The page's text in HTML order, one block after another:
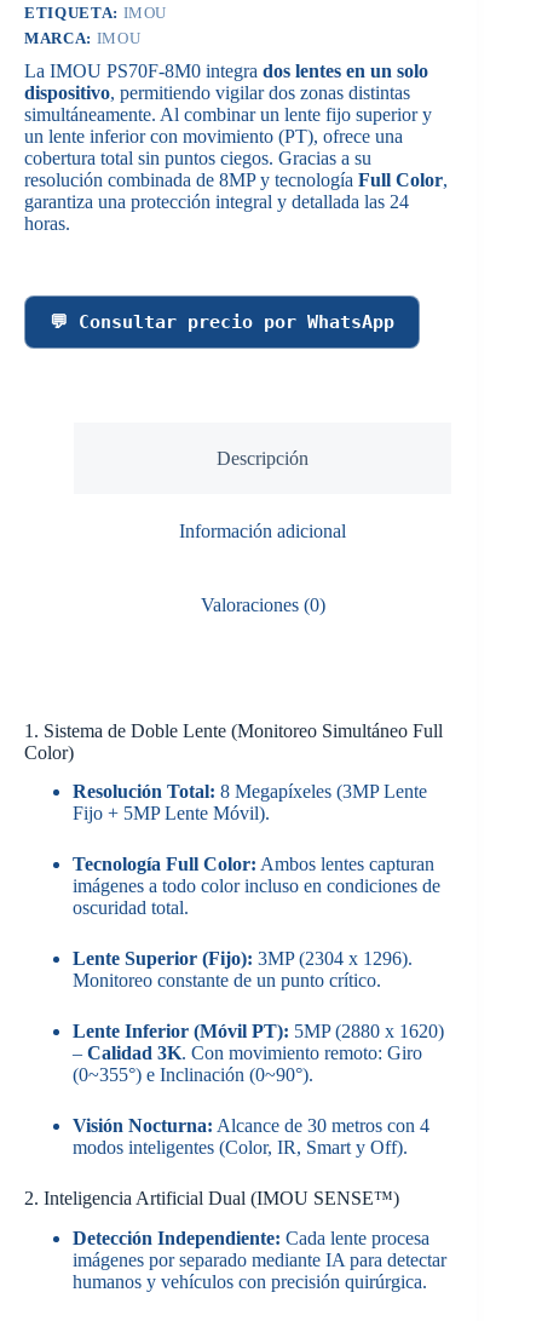
ETIQUETA: IMOU
MARCA: IMOU
La IMOU PS70F-8M0 integra dos lentes en un solo
dispositivo, permitiendo vigilar dos zonas distintas
simultáneamente. Al combinar un lente fijo superior y
un lente inferior con movimiento (PT), ofrece una
cobertura total sin puntos ciegos. Gracias a su
resolución combinada de 8MP y tecnología Full Color,
garantiza una protección integral y detallada las 24
horas.
💬 Consultar precio por WhatsApp
Descripción
Información adicional
Valoraciones (0)
1. Sistema de Doble Lente (Monitoreo Simultáneo Full
Color)
Resolución Total: 8 Megapíxeles (3MP Lente
Fijo + 5MP Lente Móvil).
Tecnología Full Color: Ambos lentes capturan
imágenes a todo color incluso en condiciones de
oscuridad total.
Lente Superior (Fijo): 3MP (2304 x 1296).
Monitoreo constante de un punto crítico.
Lente Inferior (Móvil PT): 5MP (2880 x 1620)
– Calidad 3K. Con movimiento remoto: Giro
(0~355°) e Inclinación (0~90°).
Visión Nocturna: Alcance de 30 metros con 4
modos inteligentes (Color, IR, Smart y Off).
2. Inteligencia Artificial Dual (IMOU SENSE™)
Detección Independiente: Cada lente procesa
imágenes por separado mediante IA para detectar
humanos y vehículos con precisión quirúrgica.